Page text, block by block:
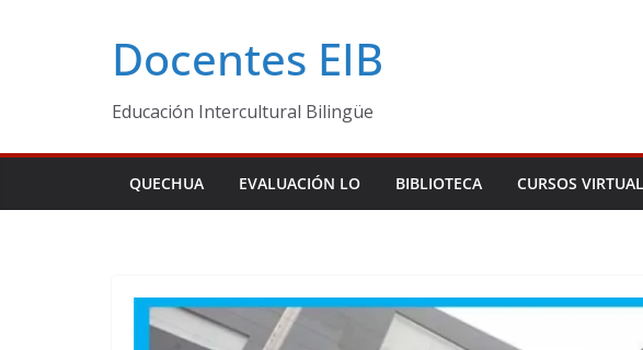
Docentes EIB
Educación Intercultural Bilingüe
QUECHUA EVALUACIÓN LO BIBLIOTECA CURSOS